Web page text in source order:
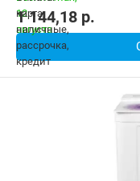
Ширина: 60 см
1 144,18 p.